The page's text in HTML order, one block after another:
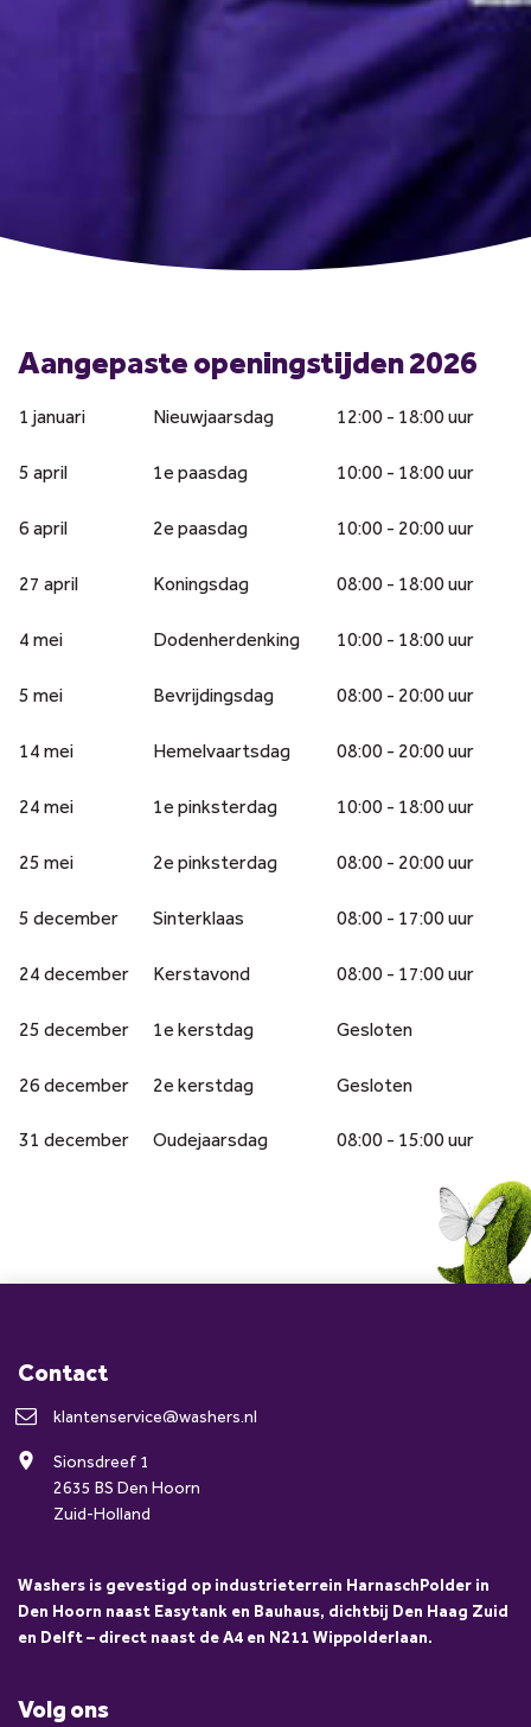
Aangepaste openingstijden 2026
1 januari Nieuwjaarsdag 12:00 - 18:00 uur
5 april 1e paasdag 10:00 - 18:00 uur
6 april 2e paasdag 10:00 - 20:00 uur
27 april Koningsdag 08:00 - 18:00 uur
4 mei Dodenherdenking 10:00 - 18:00 uur
5 mei Bevrijdingsdag 08:00 - 20:00 uur
14 mei Hemelvaartsdag 08:00 - 20:00 uur
24 mei 1e pinksterdag 10:00 - 18:00 uur
25 mei 2e pinksterdag 08:00 - 20:00 uur
5 december Sinterklaas 08:00 - 17:00 uur
24 december Kerstavond 08:00 - 17:00 uur
25 december 1e kerstdag Gesloten
26 december 2e kerstdag Gesloten
31 december Oudejaarsdag 08:00 - 15:00 uur
Contact
klantenservice@washers.nl
Sionsdreef 1
2635 BS Den Hoorn
Zuid-Holland
Washers is gevestigd op industrieterrein HarnaschPolder in
Den Hoorn naast Easytank en Bauhaus, dichtbij Den Haag Zuid
en Delft – direct naast de A4 en N211 Wippolderlaan.
Volg ons